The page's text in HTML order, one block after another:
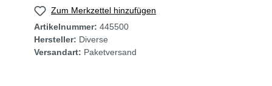
Zum Merkzettel hinzufügen
Artikelnummer: 445500
Hersteller: Diverse
Versandart: Paketversand